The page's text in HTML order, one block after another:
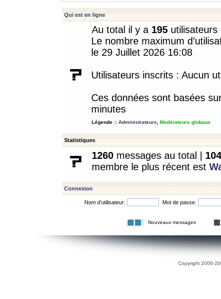
Qui est en ligne
Au total il y a 195
Le nombre maximum
le 29 Juillet 2026 16:08
Utilisateurs inscrits : Aucun
Ces données sont basées
minutes
Légende :: Administrateurs Modérateurs globaux
Statistiques
1260 messages au total | 104
membre le plus récent est
Connexion
Nom d’utilisateur: Mot de passe:
Nouveaux messages
Copyright 2006-